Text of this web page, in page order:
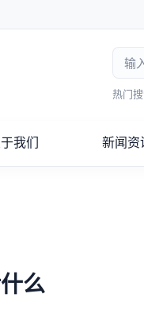
热门搜
我们 新闻资
么